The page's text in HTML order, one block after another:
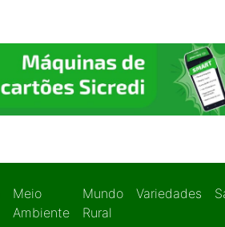
Meio
Ambiente
Mundo
Rural
Variedades